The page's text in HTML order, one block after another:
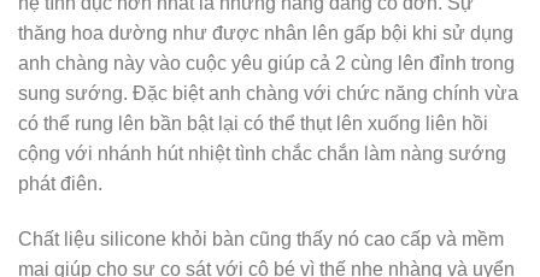
thăng hoa dường như được nhân lên gấp bội khi sử dụng
anh chàng này vào cuộc yêu giúp cả 2 cùng lên đỉnh trong
sung sướng. Đặc biệt anh chàng với chức năng chính vừa
có thể rung lên bần bật lại có thể thụt lên xuống liên hồi
cộng với nhánh hút nhiệt tình chắc chắn làm nàng sướng
phát điên.
Chất liệu silicone khỏi bàn cũng thấy nó cao cấp và mềm
mại giúp cho sự cọ sát với cô bé vì thế nhẹ nhàng và uyển